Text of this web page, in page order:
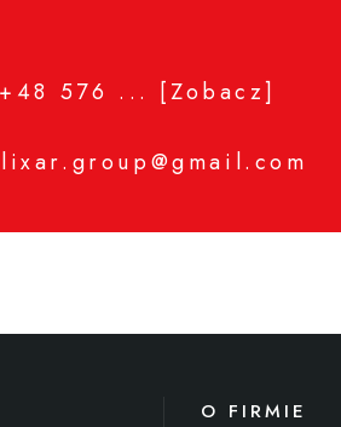
+48 576 ... [Zobacz]
O FIRMIE